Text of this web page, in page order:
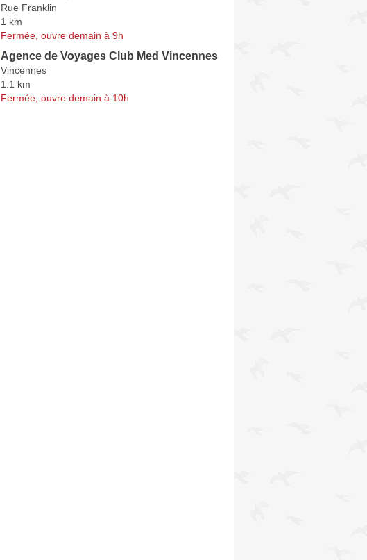
Rue Franklin
1 km
Fermée, ouvre demain à 9h
Agence de Voyages Club Med Vincennes
Vincennes
1.1 km
Fermée, ouvre demain à 10h